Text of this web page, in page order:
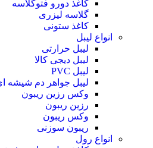
کاغذ دورو فتوگلاسه
گلاسه لیزری
کاغذ ستونی
انواع لیبل
لیبل حرارتی
لیبل دیجی کالا
لیبل PVC
لیبل جواهر دم شیشه
وکس رزین ریبون
رزین ریبون
وکس ریبون
ریبون سوزنی
انواع رول